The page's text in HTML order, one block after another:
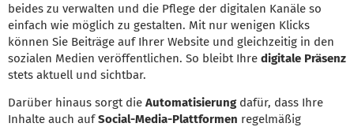
beides zu verwalten und die Pflege der digitalen Kanäle so
einfach wie möglich zu gestalten. Mit nur wenigen Klicks
können Sie Beiträge auf Ihrer Website und gleichzeitig in den
sozialen Medien veröffentlichen. So bleibt Ihre digitale Präsenz
stets aktuell und sichtbar.
Darüber hinaus sorgt die Automatisierungdafür, dass Ihre
Inhalte auch aufSocial-Media-Plattformen regelmäßig